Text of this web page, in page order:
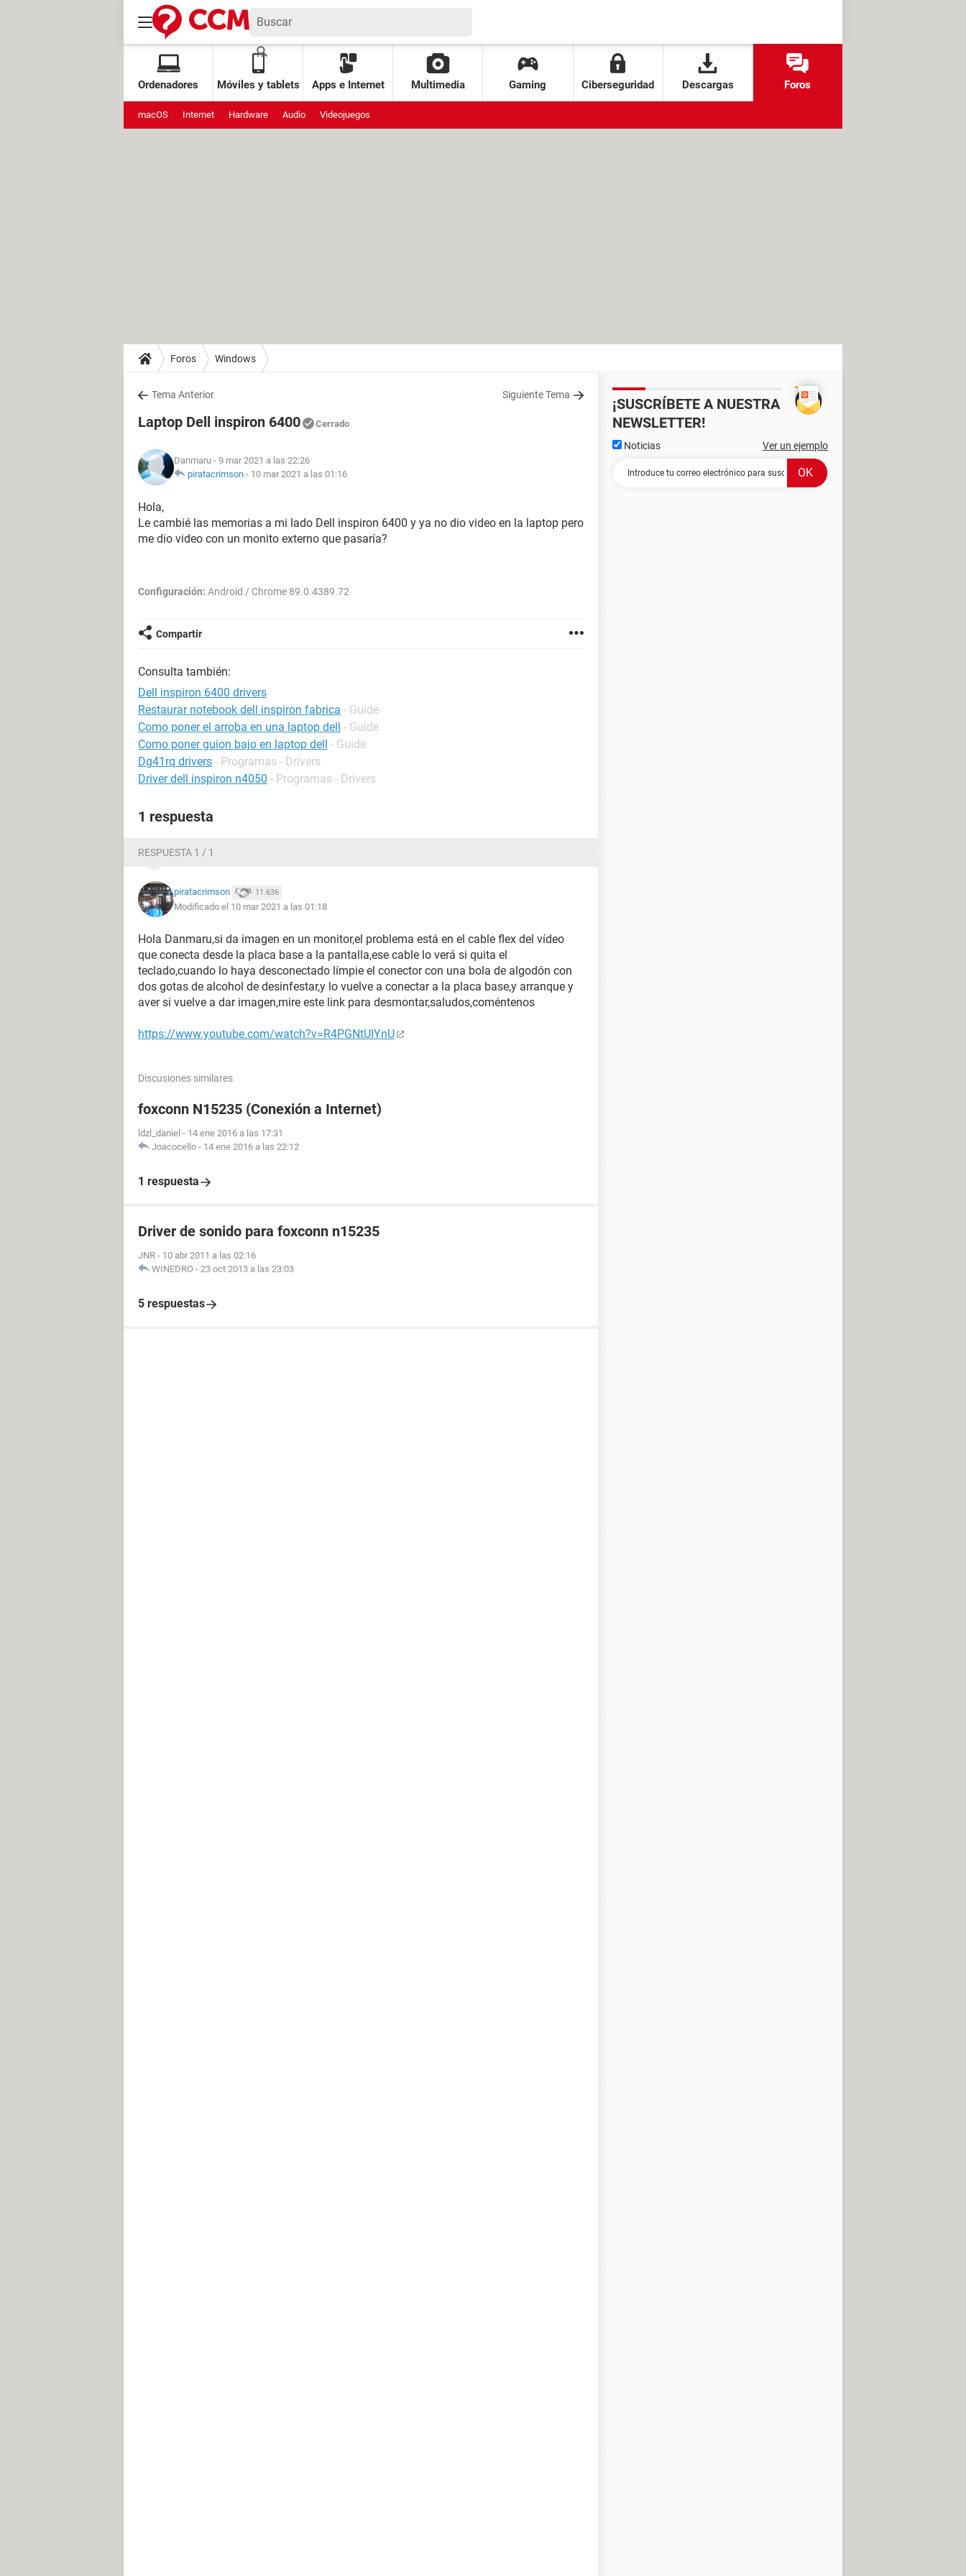
Ordenadores Móviles y tablets Apps e Internet Multimedia Gaming Ciberseguridad Descargas Foros
macOS Internet Hardware Audio Videojuegos
Foros Windows
Tema Anterior Siguiente Tema
Laptop Dell inspiron 6400 Cerrado
Danmaru - 9 mar 2021 a las 22:26
piratacrimson - 10 mar 2021 a las 01:16
Hola,
Le cambié las memorias a mi lado Dell inspiron 6400 y ya no dio video en la laptop pero
me dio video con un monito externo que pasaría?
Configuración: Android / Chrome 89.0.4389.72
Compartir
Consulta también:
Dell inspiron 6400 drivers
Restaurar notebook dell inspiron fabrica - Guide
Como poner el arroba en una laptop dell - Guide
Como poner guion bajo en laptop dell - Guide
Dg41rq drivers - Programas - Drivers
Driver dell inspiron n4050 - Programas - Drivers
1 respuesta
RESPUESTA 1 / 1
piratacrimson 11.636
Modificado el 10 mar 2021 a las 01:18
Hola Danmaru,si da imagen en un monitor,el problema está en el cable flex del vídeo
que conecta desde la placa base a la pantalla,ese cable lo verá si quita el
teclado,cuando lo haya desconectado límpie el conector con una bola de algodón con
dos gotas de alcohol de desinfestar,y lo vuelve a conectar a la placa base,y arranque y
aver si vuelve a dar imagen,mire este link para desmontar,saludos,coméntenos
https://www.youtube.com/watch?v=R4PGNtUIYnU
Discusiones similares
foxconn N15235 (Conexión a Internet)
ldzl_daniel - 14 ene 2016 a las 17:31
Joacocello - 14 ene 2016 a las 22:12
1 respuesta
Driver de sonido para foxconn n15235
JNR - 10 abr 2011 a las 02:16
WINEDRO - 23 oct 2013 a las 23:03
5 respuestas
¡SUSCRÍBETE A NUESTRA
NEWSLETTER!
Noticias Ver un ejemplo